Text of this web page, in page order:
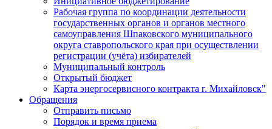
Рабочая группа по координации деятельности
государственных органов и органов местного
самоуправления Шпаковского муниципального
округа ставропольского края при осуществлении
регистрации (учёта) избирателей
Муниципальный контроль
Открытый бюджет
Карта энергосервисного контракта г. Михайловск"
Обращения
Отправить письмо
Порядок и время приема